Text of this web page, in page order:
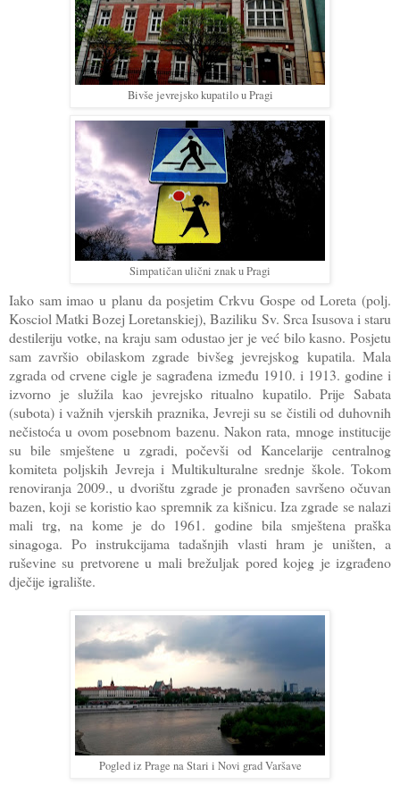
Bivše jevrejsko kupatilo u Pragi
Simpatičan ulični znak u Pragi
Iako sam imao u planu da posjetim Crkvu Gospe od Loreta (polj.
Kosciol Matki Bozej Loretanskiej), Baziliku Sv. Srca Isusova i staru
destileriju votke, na kraju sam odustao jer je već bilo kasno. Posjetu
sam završio obilaskom zgrade bivšeg jevrejskog kupatila. Mala
zgrada od crvene cigle je sagrađena između 1910. i 1913. godine i
izvorno je služila kao jevrejsko ritualno kupatilo. Prije Sabata
(subota) i važnih vjerskih praznika, Jevreji su se čistili od duhovnih
nečistoća u ovom posebnom bazenu. Nakon rata, mnoge institucije
su bile smještene u zgradi, počevši od Kancelarije centralnog
komiteta poljskih Jevreja i Multikulturalne srednje škole. Tokom
renoviranja 2009., u dvorištu zgrade je pronađen savršeno očuvan
bazen, koji se koristio kao spremnik za kišnicu. Iza zgrade se nalazi
mali trg, na kome je do 1961. godine bila smještena praška
sinagoga. Po instrukcijama tadašnjih vlasti hram je uništen, a
ruševine su pretvorene u mali brežuljak pored kojeg je izgrađeno
dječije igralište.
Pogled iz Prage na Stari i Novi grad Varšave